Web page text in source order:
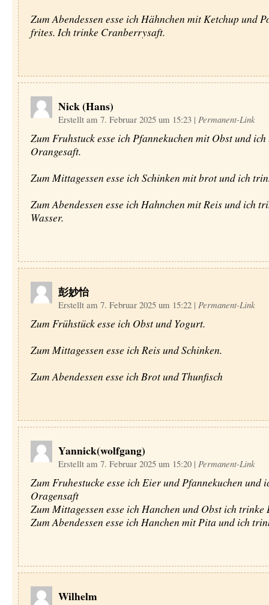
Zum Abendessen esse ich Hähnchen mit Ketchup und
frites. Ich trinke Cranberrysaft.
Nick (Hans)
Erstellt am 7. Februar 2025 um 15:23 | Permanent-Link
Zum Fruhstuck esse ich Pfannekuchen mit Obst und
Orangesaft.
Zum Mittagessen esse ich Schinken mit brot und ich
Zum Abendessen esse ich Hahnchen mit Reis und ich
Wasser.
彭妙怡
Erstellt am 7. Februar 2025 um 15:22 | Permanent-Link
Zum Frühstück esse ich Obst und Yogurt.
Zum Mittagessen esse ich Reis und Schinken.
Zum Abendessen esse ich Brot und Thunfisch
Yannick(wolfgang)
Erstellt am 7. Februar 2025 um 15:20 | Permanent-Link
Zum Fruhestucke esse ich Eier und Pfannekuchen und
Oragensaft
Zum Mittagessen esse ich Hanchen und Obst ich trinke
Zum Abendessen esse ich Hanchen mit Pita und ich
Wilhelm